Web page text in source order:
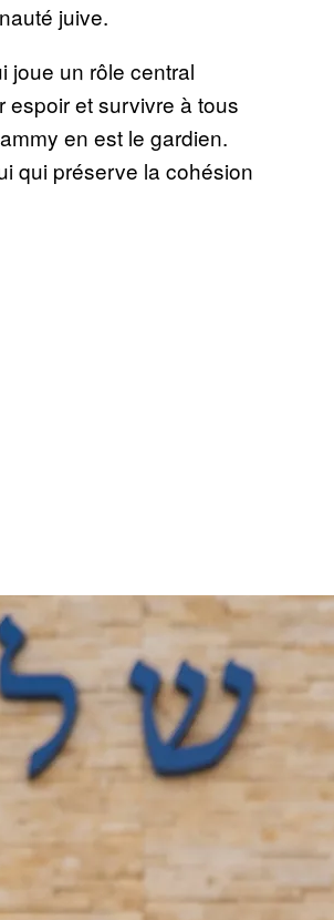
juive.
joue un rôle central
espoir et survivre à tous
en est le gardien.
qui préserve la cohésion